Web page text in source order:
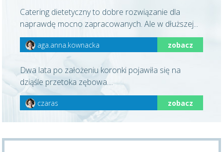
Catering dietetyczny to dobre rozwiązanie dla
naprawdę mocno zapracowanych. Ale w dłuższej...
aga.anna.kownacka zobacz
Dwa lata po założeniu koronki pojawiła się na
dziąśle przetoka zębowa....
czaras zobacz